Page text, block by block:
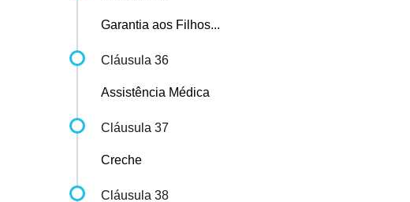
Garantia aos Filhos...
Cláusula 36
Assistência Médica
Cláusula 37
Creche
Cláusula 38